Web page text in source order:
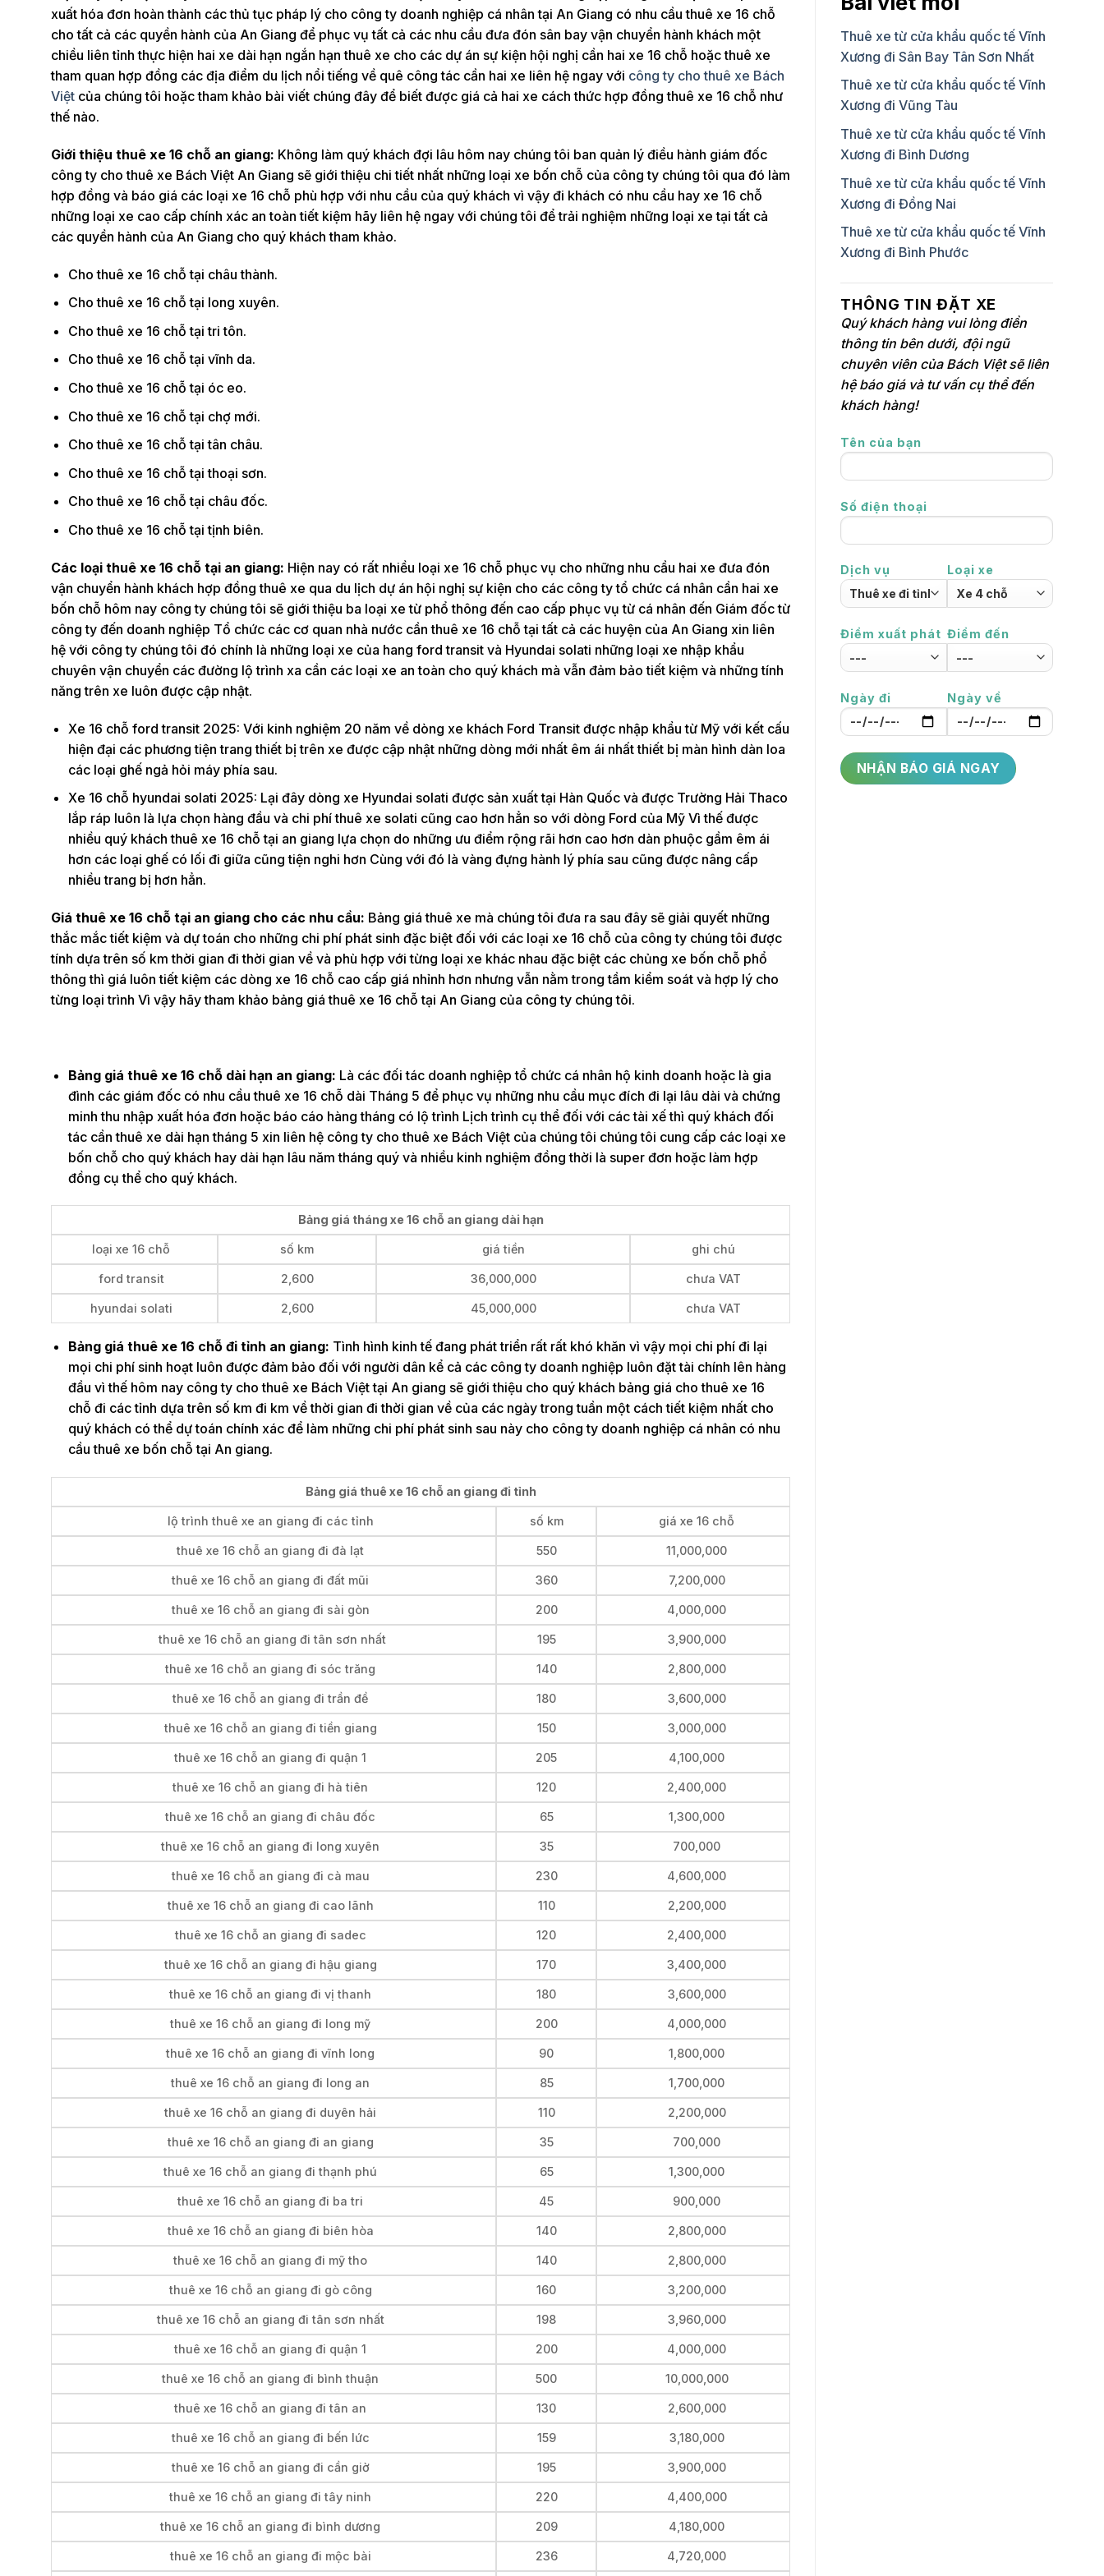
xuất hóa đơn hoàn thành các thủ tục pháp lý cho công ty doanh nghiệp cá nhân tại An Giang có nhu cầu thuê xe 16 chỗ
cho tất cả các quyền hành của An Giang để phục vụ tất cả các nhu cầu đưa đón sân bay vận chuyển hành khách một
chiều liên tỉnh thực hiện hai xe dài hạn ngắn hạn thuê xe cho các dự án sự kiện hội nghị cần hai xe 16 chỗ hoặc thuê xe
tham quan hợp đồng các địa điểm du lịch nổi tiếng về quê công tác cần hai xe liên hệ ngay với công ty cho thuê xe Bách
Việt của chúng tôi hoặc tham khảo bài viết chúng đây để biết được giá cả hai xe cách thức hợp đồng thuê xe 16 chỗ như
thế nào.
Giới thiệu thuê xe 16 chỗ an giang: Không làm quý khách đợi lâu hôm nay chúng tôi ban quản lý điều hành giám đốc
công ty cho thuê xe Bách Việt An Giang sẽ giới thiệu chi tiết nhất những loại xe bốn chỗ của công ty chúng tôi qua đó làm
hợp đồng và báo giá các loại xe 16 chỗ phù hợp với nhu cầu của quý khách vì vậy đi khách có nhu cầu hay xe 16 chỗ
những loại xe cao cấp chính xác an toàn tiết kiệm hãy liên hệ ngay với chúng tôi để trải nghiệm những loại xe tại tất cả
các quyền hành của An Giang cho quý khách tham khảo.
Cho thuê xe 16 chỗ tại châu thành.
Cho thuê xe 16 chỗ tại long xuyên.
Cho thuê xe 16 chỗ tại tri tôn.
Cho thuê xe 16 chỗ tại vĩnh da.
Cho thuê xe 16 chỗ tại óc eo.
Cho thuê xe 16 chỗ tại chợ mới.
Cho thuê xe 16 chỗ tại tân châu.
Cho thuê xe 16 chỗ tại thoại sơn.
Cho thuê xe 16 chỗ tại châu đốc.
Cho thuê xe 16 chỗ tại tịnh biên.
Các loại thuê xe 16 chỗ tại an giang: Hiện nay có rất nhiều loại xe 16 chỗ phục vụ cho những nhu cầu hai xe đưa đón
vận chuyển hành khách hợp đồng thuê xe qua du lịch dự án hội nghị sự kiện cho các công ty tổ chức cá nhân cần hai xe
bốn chỗ hôm nay công ty chúng tôi sẽ giới thiệu ba loại xe từ phổ thông đến cao cấp phục vụ từ cá nhân đến Giám đốc từ
công ty đến doanh nghiệp Tổ chức các cơ quan nhà nước cần thuê xe 16 chỗ tại tất cả các huyện của An Giang xin liên
hệ với công ty chúng tôi đó chính là những loại xe của hang ford transit và Hyundai solati những loại xe nhập khẩu
chuyên vận chuyển các đường lộ trình xa cần các loại xe an toàn cho quý khách mà vẫn đảm bảo tiết kiệm và những tính
năng trên xe luôn được cập nhật.
Xe 16 chỗ ford transit 2025: Với kinh nghiệm 20 năm về dòng xe khách Ford Transit được nhập khẩu từ Mỹ với kết cấu
hiện đại các phương tiện trang thiết bị trên xe được cập nhật những dòng mới nhất êm ái nhất thiết bị màn hình dàn loa
các loại ghế ngả hỏi máy phía sau.
Xe 16 chỗ hyundai solati 2025: Lại đây dòng xe Hyundai solati được sản xuất tại Hàn Quốc và được Trường Hải Thaco
lắp ráp luôn là lựa chọn hàng đầu và chi phí thuê xe solati cũng cao hơn hẳn so với dòng Ford của Mỹ Vì thế được
nhiều quý khách thuê xe 16 chỗ tại an giang lựa chọn do những ưu điểm rộng rãi hơn cao hơn dàn phuộc gầm êm ái
hơn các loại ghế có lối đi giữa cũng tiện nghi hơn Cùng với đó là vàng đựng hành lý phía sau cũng được nâng cấp
nhiều trang bị hơn hẳn.
Giá thuê xe 16 chỗ tại an giang cho các nhu cầu: Bảng giá thuê xe mà chúng tôi đưa ra sau đây sẽ giải quyết những
thắc mắc tiết kiệm và dự toán cho những chi phí phát sinh đặc biệt đối với các loại xe 16 chỗ của công ty chúng tôi được
tính dựa trên số km thời gian đi thời gian về và phù hợp với từng loại xe khác nhau đặc biệt các chủng xe bốn chỗ phổ
thông thì giá luôn tiết kiệm các dòng xe 16 chỗ cao cấp giá nhỉnh hơn nhưng vẫn nằm trong tầm kiểm soát và hợp lý cho
từng loại trình Vì vậy hãy tham khảo bảng giá thuê xe 16 chỗ tại An Giang của công ty chúng tôi.
Bảng giá thuê xe 16 chỗ dài hạn an giang: Là các đối tác doanh nghiệp tổ chức cá nhân hộ kinh doanh hoặc là gia
đình các giám đốc có nhu cầu thuê xe 16 chỗ dài Tháng 5 để phục vụ những nhu cầu mục đích đi lại lâu dài và chứng
minh thu nhập xuất hóa đơn hoặc báo cáo hàng tháng có lộ trình Lịch trình cụ thể đối với các tài xế thì quý khách đối
tác cần thuê xe dài hạn tháng 5 xin liên hệ công ty cho thuê xe Bách Việt của chúng tôi chúng tôi cung cấp các loại xe
bốn chỗ cho quý khách hay dài hạn lâu năm tháng quý và nhiều kinh nghiệm đồng thời là super đơn hoặc làm hợp
đồng cụ thể cho quý khách.
Bảng giá tháng xe 16 chỗ an giang dài hạn
loại xe 16 chỗ số km giá tiền ghi chú
ford transit 2,600 36,000,000 chưa VAT
hyundai solati 2,600 45,000,000 chưa VAT
Bảng giá thuê xe 16 chỗ đi tỉnh an giang: Tình hình kinh tế đang phát triển rất rất khó khăn vì vậy mọi chi phí đi lại
mọi chi phí sinh hoạt luôn được đảm bảo đối với người dân kể cả các công ty doanh nghiệp luôn đặt tài chính lên hàng
đầu vì thế hôm nay công ty cho thuê xe Bách Việt tại An giang sẽ giới thiệu cho quý khách bảng giá cho thuê xe 16
chỗ đi các tỉnh dựa trên số km đi km về thời gian đi thời gian về của các ngày trong tuần một cách tiết kiệm nhất cho
quý khách có thể dự toán chính xác để làm những chi phí phát sinh sau này cho công ty doanh nghiệp cá nhân có nhu
cầu thuê xe bốn chỗ tại An giang.
Bảng giá thuê xe 16 chỗ an giang đi tỉnh
lộ trình thuê xe an giang đi các tỉnh số km giá xe 16 chỗ
thuê xe 16 chỗ an giang đi đà lạt 550 11,000,000
thuê xe 16 chỗ an giang đi đất mũi 360 7,200,000
thuê xe 16 chỗ an giang đi sài gòn 200 4,000,000
thuê xe 16 chỗ an giang đi tân sơn nhất 195 3,900,000
thuê xe 16 chỗ an giang đi sóc trăng 140 2,800,000
thuê xe 16 chỗ an giang đi trần đề 180 3,600,000
thuê xe 16 chỗ an giang đi tiền giang 150 3,000,000
thuê xe 16 chỗ an giang đi quận 1 205 4,100,000
thuê xe 16 chỗ an giang đi hà tiên 120 2,400,000
thuê xe 16 chỗ an giang đi châu đốc 65 1,300,000
thuê xe 16 chỗ an giang đi long xuyên 35 700,000
thuê xe 16 chỗ an giang đi cà mau 230 4,600,000
thuê xe 16 chỗ an giang đi cao lãnh 110 2,200,000
thuê xe 16 chỗ an giang đi sadec 120 2,400,000
thuê xe 16 chỗ an giang đi hậu giang 170 3,400,000
thuê xe 16 chỗ an giang đi vị thanh 180 3,600,000
thuê xe 16 chỗ an giang đi long mỹ 200 4,000,000
thuê xe 16 chỗ an giang đi vĩnh long 90 1,800,000
thuê xe 16 chỗ an giang đi long an 85 1,700,000
thuê xe 16 chỗ an giang đi duyên hải 110 2,200,000
thuê xe 16 chỗ an giang đi an giang 35 700,000
thuê xe 16 chỗ an giang đi thạnh phú 65 1,300,000
thuê xe 16 chỗ an giang đi ba tri 45 900,000
thuê xe 16 chỗ an giang đi biên hòa 140 2,800,000
thuê xe 16 chỗ an giang đi mỹ tho 140 2,800,000
thuê xe 16 chỗ an giang đi gò công 160 3,200,000
thuê xe 16 chỗ an giang đi tân sơn nhất 198 3,960,000
thuê xe 16 chỗ an giang đi quận 1 200 4,000,000
thuê xe 16 chỗ an giang đi bình thuận 500 10,000,000
thuê xe 16 chỗ an giang đi tân an 130 2,600,000
thuê xe 16 chỗ an giang đi bến lức 159 3,180,000
thuê xe 16 chỗ an giang đi cần giờ 195 3,900,000
thuê xe 16 chỗ an giang đi tây ninh 220 4,400,000
thuê xe 16 chỗ an giang đi bình dương 209 4,180,000
thuê xe 16 chỗ an giang đi mộc bài 236 4,720,000
Thuê xe từ cửa khẩu quốc tế Vĩnh
Xương đi Sân Bay Tân Sơn Nhất
Thuê xe từ cửa khẩu quốc tế Vĩnh
Xương đi Vũng Tàu
Thuê xe từ cửa khẩu quốc tế Vĩnh
Xương đi Bình Dương
Thuê xe từ cửa khẩu quốc tế Vĩnh
Xương đi Đồng Nai
Thuê xe từ cửa khẩu quốc tế Vĩnh
Xương đi Bình Phước
THÔNG TIN ĐẶT XE
Quý khách hàng vui lòng điền
thông tin bên dưới, đội ngũ
chuyên viên của Bách Việt sẽ liên
hệ báo giá và tư vấn cụ thể đến
khách hàng!
Tên của bạn
Số điện thoại
Dịch vụ Loại xe
Điểm xuất phát Điểm đến
Ngày đi Ngày về